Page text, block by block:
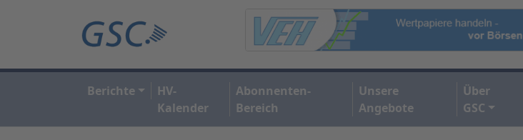
Berichte
HV-
Kalender
Abonnenten-
Bereich
Unsere
Angebote
Über
GSC